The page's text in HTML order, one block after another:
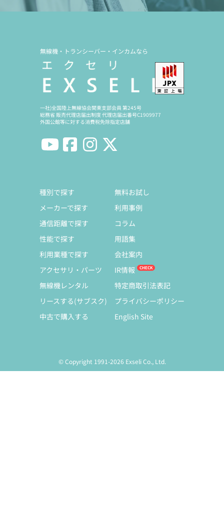
無線機・トランシーバー・インカムなら
一社)全国陸上無線協会関東支部会員 第245号
総務省 販売代理店届出制度 代理店届出番号C1909977
外国公館等に対する消費税免除指定店舗
種別で探す
メーカーで探す
通信距離で探す
性能で探す
利用業種で探す
アクセサリ・パーツ
無線機レンタル
リースする(サブスク)
中古で購入する
無料お試し
利用事例
コラム
用語集
会社案内
IR情報
特定商取引法表記
プライバシーポリシー
English Site
© Copyright 1991-2026 Exseli Co., Ltd.